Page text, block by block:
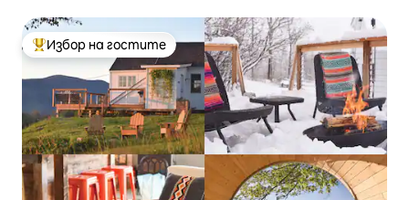
Най-популярен избор на гостите
Избор на гостите